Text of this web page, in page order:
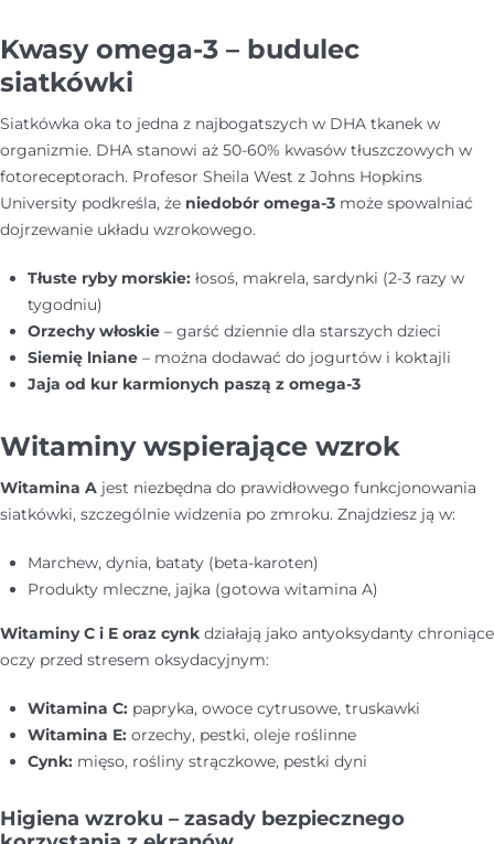
Kwasy omega-3 – budulec
siatkówki
Siatkówka oka to jedna z najbogatszych w DHA tkanek w
organizmie. DHA stanowi aż 50-60% kwasów tłuszczowych w
fotoreceptorach. Profesor Sheila West z Johns Hopkins
University podkreśla, że niedobór omega-3 może spowalniać
dojrzewanie układu wzrokowego.
Tłuste ryby morskie: łosoś, makrela, sardynki (2-3 razy w
tygodniu)
Orzechy włoskie – garść dziennie dla starszych dzieci
Siemię lniane – można dodawać do jogurtów i koktajli
Jaja od kur karmionych paszą z omega-3
Witaminy wspierające wzrok
Witamina A jest niezbędna do prawidłowego funkcjonowania
siatkówki, szczególnie widzenia po zmroku. Znajdziesz ją w:
Marchew, dynia, bataty (beta-karoten)
Produkty mleczne, jajka (gotowa witamina A)
Witaminy C i E oraz cynk działają jako antyoksydanty chroniące
oczy przed stresem oksydacyjnym:
Witamina C: papryka, owoce cytrusowe, truskawki
Witamina E: orzechy, pestki, oleje roślinne
Cynk: mięso, rośliny strączkowe, pestki dyni
Higiena wzroku – zasady bezpiecznego